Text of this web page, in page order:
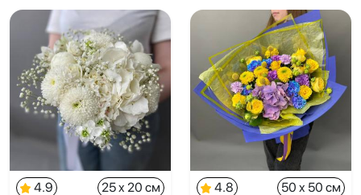
4.9
25 x 20 см
4.8
50 x 50 см